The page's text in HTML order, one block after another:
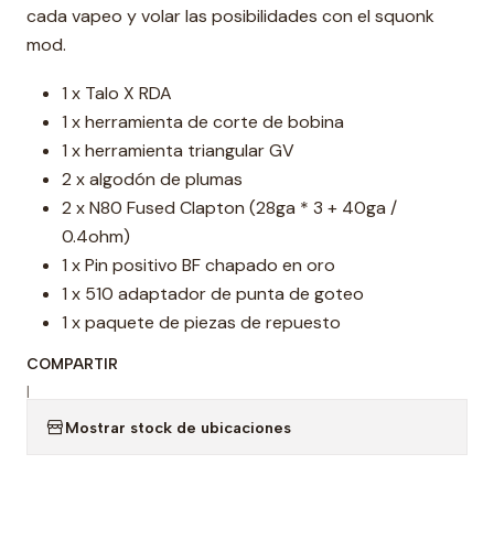
cada vapeo y volar las posibilidades con el squonk
mod.
1 x Talo X RDA
1 x herramienta de corte de bobina
1 x herramienta triangular GV
2 x algodón de plumas
2 x N80 Fused Clapton (28ga * 3 + 40ga /
0.4ohm)
1 x Pin positivo BF chapado en oro
1 x 510 adaptador de punta de goteo
1 x paquete de piezas de repuesto
COMPARTIR
|
Mostrar stock de ubicaciones